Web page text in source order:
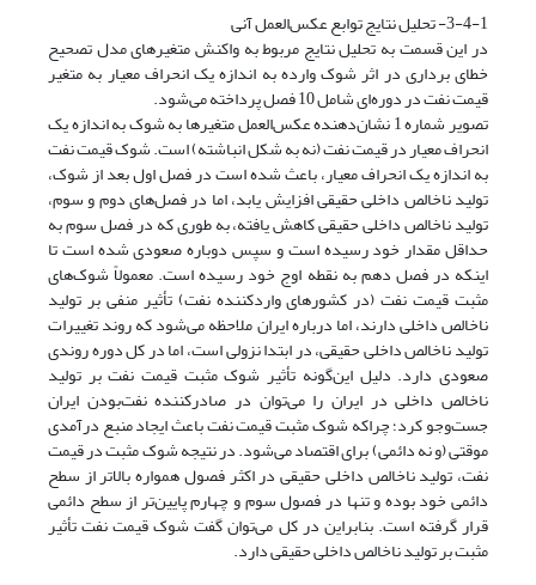
3-4-1- تحلیل نتایج توابع عکس‌العمل آنی
در این قسمت به تحلیل نتایج مربوط به واکنش متغیرهای مدل تصحیح
خطای برداری در اثر شوک وارده به اندازه یک انحراف معیار به متغیر
قیمت نفت در دوره‌ای شامل 10 فصل پرداخته می‌شود.
تصویر شماره 1 نشان‌دهنده عکس‌العمل متغیرها به شوک به اندازه یک
انحراف معیار در قیمت نفت (نه به شکل انباشته) است. شوک قیمت نفت
به اندازه یک انحراف معیار، باعث شده است در فصل اول بعد از شوک،
تولید ناخالص داخلی حقیقی افزایش یابد، اما در فصل‌های دوم و سوم،
تولید ناخالص داخلی حقیقی کاهش یافته، به طوری که در فصل سوم به
حداقل مقدار خود رسیده است و سپس دوباره صعودی شده است تا
اینکه در فصل دهم به نقطه اوج خود رسیده است. معمولاً شوک‌های
مثبت قیمت نفت (در کشورهای واردکننده نفت) تأثیر منفی بر تولید
ناخالص داخلی دارند، اما درباره ایران ملاحظه می‌شود که روند تغییرات
تولید ناخالص داخلی حقیقی، در ابتدا نزولی است، اما در کل دوره روندی
صعودی دارد. دلیل این‌گونه تأثیر شوک مثبت قیمت نفت بر تولید
ناخالص داخلی در ایران را می‌توان در صادرکننده نفت‌بودن ایران
جست‌وجو کرد؛ چراکه شوک مثبت قیمت نفت باعث ایجاد منبع درآمدی
موقتی (و نه دائمی) برای اقتصاد می‌شود. در نتیجه شوک مثبت در قیمت
نفت، تولید ناخالص داخلی حقیقی در اکثر فصول همواره بالاتر از سطح
دائمی خود بوده و تنها در فصول سوم و چهارم پایین‌تر از سطح دائمی
قرار گرفته است. بنابراین در کل می‌توان گفت شوک قیمت نفت تأثیر
مثبت بر تولید ناخالص داخلی حقیقی دارد.